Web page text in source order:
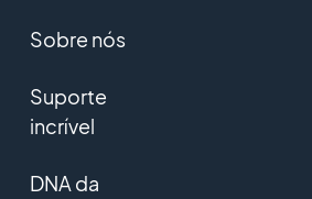
Sobre nós
Suporte
incrível
DNA da